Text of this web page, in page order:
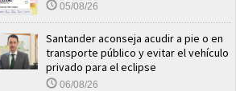
05/08/26
Santander aconseja acudir a pie o en
transporte público y evitar el vehículo
privado para el eclipse
06/08/26